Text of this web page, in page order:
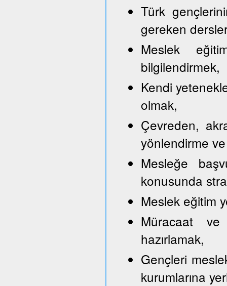
Türk
gereken
Meslek
bilgilendirmek,
Kendi
olmak,
Çevreden,
yönlendirme
Mesleğe
konusunda
Meslek eğitim
Müracaat ve
hazırlamak,
Gençleri
kurumlarına